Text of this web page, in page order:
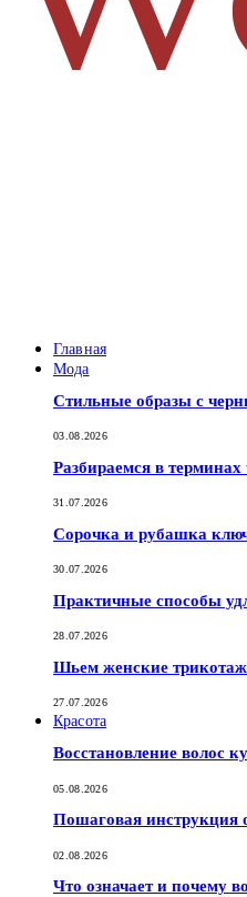
Главная
Мода
Стильные образы с
03.08.2026
Разбираемся в
31.07.2026
Сорочка и рубашка
30.07.2026
Практичные способы
28.07.2026
Шьем женские
27.07.2026
Красота
Восстановление волос
05.08.2026
Пошаговая инструкция
02.08.2026
Что означает и почему